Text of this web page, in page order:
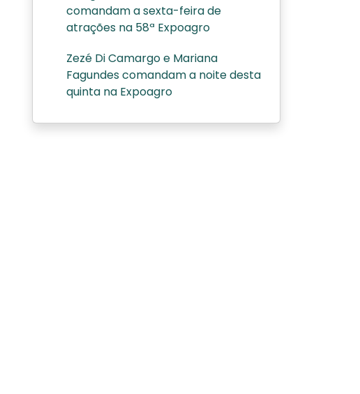
comandam a sexta-feira de
atrações na 58ª Expoagro
Zezé Di Camargo e Mariana
Fagundes comandam a noite desta
quinta na Expoagro